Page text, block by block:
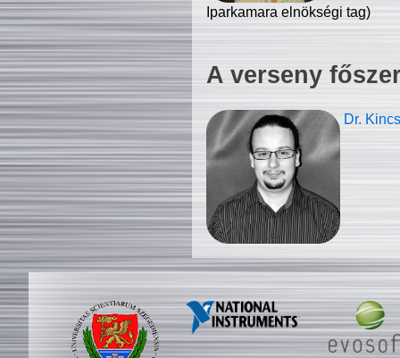
Iparkamara elnökségi tag)
A verseny
Dr.